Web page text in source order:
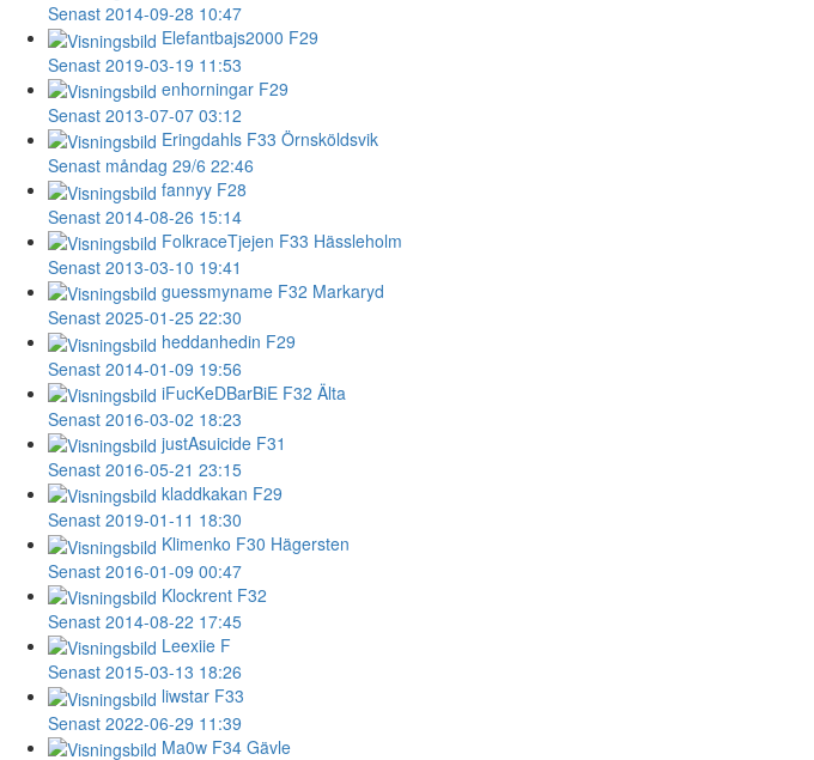
Senast 2014-09-28 10:47
Elefantbajs2000 F29
Senast 2019-03-19 11:53
enhorningar F29
Senast 2013-07-07 03:12
Eringdahls F33 Örnsköldsvik
Senast måndag 29/6 22:46
fannyy F28
Senast 2014-08-26 15:14
FolkraceTjejen F33 Hässleholm
Senast 2013-03-10 19:41
guessmyname F32 Markaryd
Senast 2025-01-25 22:30
heddanhedin F29
Senast 2014-01-09 19:56
iFucKeDBarBiE F32 Älta
Senast 2016-03-02 18:23
justAsuicide F31
Senast 2016-05-21 23:15
kladdkakan F29
Senast 2019-01-11 18:30
Klimenko F30 Hägersten
Senast 2016-01-09 00:47
Klockrent F32
Senast 2014-08-22 17:45
Leexiie F
Senast 2015-03-13 18:26
liwstar F33
Senast 2022-06-29 11:39
Ma0w F34 Gävle